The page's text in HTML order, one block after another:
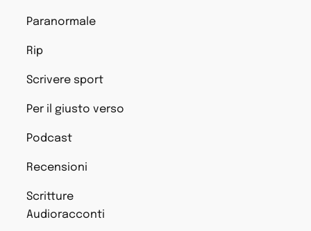
Paranormale
Rip
Scrivere sport
Per il giusto verso
Podcast
Recensioni
Scritture
Audioracconti